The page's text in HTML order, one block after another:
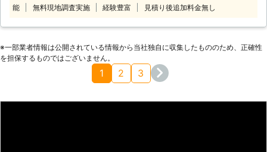
が高くなるため早めに駆除しましょ
ます。そのため屋根裏やエアコンの室
外機などに巣を作る習性があります。
となかなか自分で駆除するのが難しい
ためぜひ当社にお任せください。 当
能
無料現地調査実施 経験豊富 見積り後追加料金無し
※⼀部業者情報は公開されている情報から当社独⾃に収集したもののため、正確性
を担保するものではございません。
1 2 3